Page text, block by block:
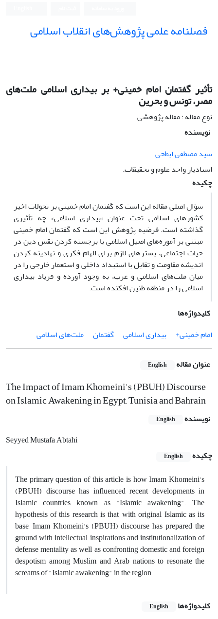
فصلنامه علمی پژوهش‌های انقلاب اسلامی
تأثیر گفتمان امام خمینی+ بر بیداری اسلامی ملت‌های
مصر، تونس و بحرین
نوع مقاله : مقاله پژوهشی
نویسنده
سید مصطفی ابطحی
استادیار واحد علوم و تحقیقات.
چکیده
سؤال اصلی مقاله این است که گفتمان امام خمینی بر تحولات اخیر
کشورهای اسلامی تحت عنوان «بیداری اسلامی» چه تأثیری
گذاشته است. فرضیه پژوهش این است که گفتمان امام خمینی
مبتنی بر آموزه‌های اصیل اسلامی با برجسته کردن نقش دین در
حیات اجتماعی، بسترهای لازم برای الهام فکری و نهادینه کردن
اندیشه مقاومت و تقابل با استبداد داخلی و استعمار خارجی را در
میان ملت‌های اسلامی و عرب، به وجود آورده و فریاد بیداری
اسلامی را در منطقه طنین افکنده است.
کلیدواژه‌ها
امام خمینی+
بیداری اسلامی گفتمان ملت‌های اسلامی
عنوان مقاله English
The Impact of Imam Khomeini's (PBUH) Discourse
on Islamic Awakening in Egypt, Tunisia and Bahrain
نویسنده English
Seyyed Mustafa Abtahi
چکیده
English
The primary question of this article is how Imam Khomeini's
(PBUH) discourse has influenced recent developments in
Islamic countries known as "Islamic awakening". The
hypothesis of this research is that, with original Islamic as its
base, Imam Khomeini's (PBUH) discourse has prepared the
ground with intellectual inspirations and institutionalization of
defense mentality as well as confronting domestic and foreign
despotism among Muslim and Arab nations to resonate the
screams of "Islamic awakening" in the region.
کلیدواژه‌ها English